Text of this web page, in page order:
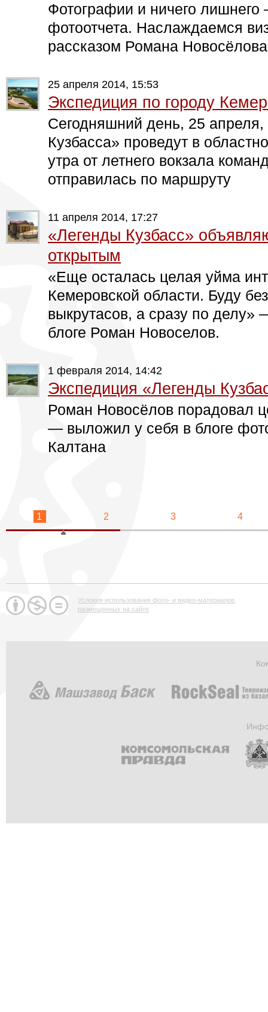
Фотографии и ничего лишнего
фотоотчета. Наслаждаемся
рассказом Романа Новосёлова
25 апреля 2014, 15:53
Экспедиция по городу
Сегодняшний день, 25
Кузбасса» проведут в
утра от летнего вокзала
отправилась по маршруту
11 апреля 2014, 17:27
«Легенды Кузбасс»
открытым
«Еще осталась целая уйма
Кемеровской области. Буду
выкрутасов, а сразу по
блоге Роман Новоселов.
1 февраля 2014, 14:42
Экспедиция «Легенды
Роман Новосёлов порадовал
— выложил у себя в блоге
Калтана
1 2 3 4
Условия использования фото- и видео-материалов,
размещенных на сайте